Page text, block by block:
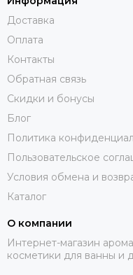
Доставка
Оплата
Контакты
Обратная связь
Скидки и бонусы
Блог
Политика
Пользовательское
Условия обмена и
Каталог
О компании
Интернет-магазин
косметики для ванны и